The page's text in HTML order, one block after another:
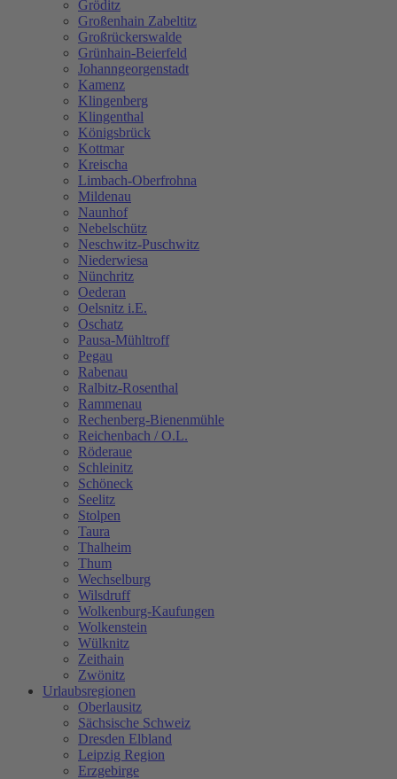
Gröditz
Großenhain Zabeltitz
Großrückerswalde
Grünhain-Beierfeld
Johanngeorgenstadt
Kamenz
Klingenberg
Klingenthal
Königsbrück
Kottmar
Kreischa
Limbach-Oberfrohna
Mildenau
Naunhof
Nebelschütz
Neschwitz-Puschwitz
Niederwiesa
Nünchritz
Oederan
Oelsnitz i.E.
Oschatz
Pausa-Mühltroff
Pegau
Rabenau
Ralbitz-Rosenthal
Rammenau
Rechenberg-Bienenmühle
Reichenbach / O.L.
Röderaue
Schleinitz
Schöneck
Seelitz
Stolpen
Taura
Thalheim
Thum
Wechselburg
Wilsdruff
Wolkenburg-Kaufungen
Wolkenstein
Wülknitz
Zeithain
Zwönitz
Urlaubsregionen
Oberlausitz
Sächsische Schweiz
Dresden Elbland
Leipzig Region
Erzgebirge